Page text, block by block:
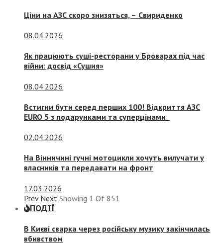
Ціни на АЗС скоро знизяться, – Свириденко
08.04.2026
Як працюють суші-ресторани у Броварах під час
війни: досвід «Сушия»
08.04.2026
Встигни бути серед перших 100! Відкриття АЗС
EURO 5 з подарунками та суперцінами
02.04.2026
На Вінничині гучні мотоцикли хочуть вилучати у
власників та передавати на фронт
17.03.2026
Prev Next Showing 1 Of 851
ПОДІЇ
В Києві сварка через російську музику закінчилась
вбивством